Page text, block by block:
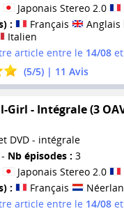
Japonais Stereo 2.0
:
Français Anglais
Italien
article entre le 14/08et
(5/5) | 11 Avis
Girl - Intégrale (3
DVD - intégrale
Nb épisodes : 3
Japonais Stereo 2.0
:
Français
article entre le 14/08et